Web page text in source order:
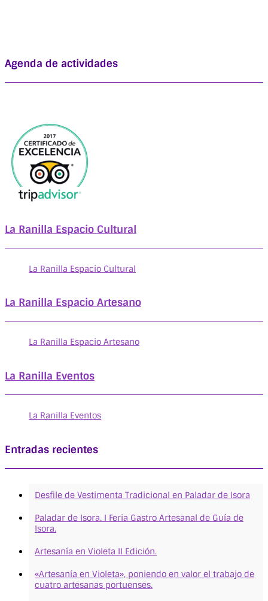
Agenda de actividades
La Ranilla Espacio Cultural
La Ranilla Espacio Cultural
La Ranilla Espacio Artesano
La Ranilla Espacio Artesano
La Ranilla Eventos
La Ranilla Eventos
Entradas recientes
Desfile de Vestimenta Tradicional en Paladar de Isora
Paladar de Isora. I Feria Gastro Artesanal de Guía de
Isora.
Artesanía en Violeta II Edición.
«Artesanía en Violeta», poniendo en valor el trabajo de
cuatro artesanas portuenses.